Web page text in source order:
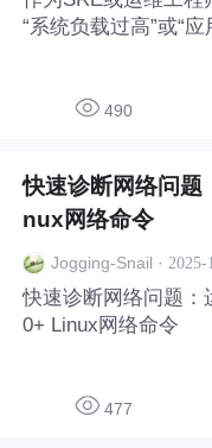
“系统负载过高”或“
合的方式，带你构
490
快速诊断网络问题
nux网络命令
Jogging-Snail · 2025-
快速诊断网络问题：
0+ Linux网络命令
477